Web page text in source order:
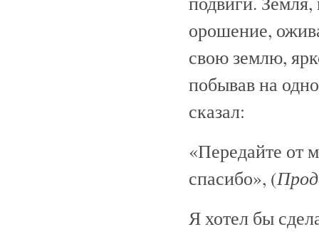
орошение,
свою землю,
побывав на
сказал:
«Передайте от
спасибо», (
Я хотел бы